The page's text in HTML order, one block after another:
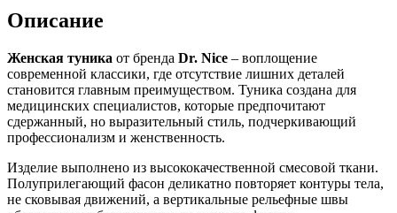
Описание
Женская туника от бренда Dr. Nice – воплощение
современной классики, где отсутствие лишних деталей
становится главным преимуществом. Туника создана для
медицинских специалистов, которые предпочитают
сдержанный, но выразительный стиль, подчеркивающий
профессионализм и женственность.
Изделие выполнено из высококачественной смесовой ткани.
Полуприлегающий фасон деликатно повторяет контуры тела,
не сковывая движений, а вертикальные рельефные швы